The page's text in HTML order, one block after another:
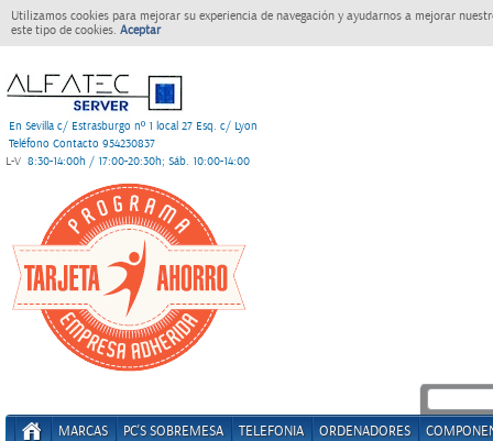
Utilizamos cookies para mejorar su experiencia de navegación y ayudarnos a mejorar
este tipo de cookies. Aceptar
En Sevilla c/ Estrasburgo nº 1 local 27 Esq. c/ Lyon
Teléfono Contacto 954230837
L-V 8:30-14:00h / 17:00-20:30h; Sáb. 10:00-14:00
MARCAS PC'S SOBREMESA TELEFONIA ORDENADORES